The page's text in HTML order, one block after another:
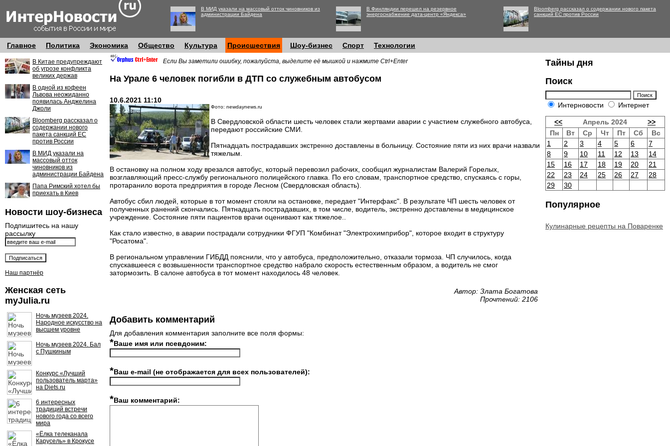
В МИД указали на массовый отток чиновников из
администрации Байдена
В Финляндии перешел на резервное
энергоснабжение дата-центр «Яндекса»
Bloomberg рассказал о содержании нового пакета
санкций ЕС против России
Главное Политика Экономика Общество Культура Происшествия Шоу-бизнес Спорт Технологии
В Китае предупреждают
об угрозе конфликта
великих держав
В одной из кофеен
Львова неожиданно
появилась Анджелина
Джоли
Bloomberg рассказал о
содержании нового
пакета санкций ЕС
против России
В МИД указали на
массовый отток
чиновников из
администрации Байдена
Папа Римский хотел бы
приехать в Киев
Новости шоу-бизнеса
Подпишитесь на нашу
рассылку
Наш партнёр
Женская сеть
myJulia.ru
Ночь музеев 2024.
Народное искусство на
высшем уровне
Ночь музеев 2024. Бал
с Пушкиным
Конкурс «Лучший
пользователь марта»
на Diets.ru
6 интересных
традиций встречи
нового года со всего
мира
«Ёлка телеканала
Карусель» в Крокусе
Если Вы заметили ошибку, пожалуйста, выделите её мышкой и нажмите Ctrl+Enter
На Урале 6 человек погибли в ДТП со служебным автобусом
10.6.2021 11:10
Фото: newdaynews.ru
В Свердловской области шесть человек стали жертвами аварии с участием служебного автобуса,
передают российские СМИ.
Пятнадцать пострадавших экстренно доставлены в больницу. Состояние пяти из них врачи назвали
тяжелым.
В остановку на полном ходу врезался автобус, который перевозил рабочих, сообщил журналистам Валерий Горелых,
возглавляющий пресс-службу регионального полицейского главка. По его словам, транспортное средство, спускаясь с горы,
протаранило ворота предприятия в городе Лесном (Свердловская область).
Автобус сбил людей, которые в тот момент стояли на остановке, передает "Интерфакс". В результате ЧП шесть человек от
полученных ранений скончались. Пятнадцать пострадавших, в том числе, водитель, экстренно доставлены в медицинское
учреждение. Состояние пяти пациентов врачи оценивают как тяжелое..
Как стало известно, в аварии пострадали сотрудники ФГУП "Комбинат "Электрохимприбор", которое входит в структуру
"Росатома".
В региональном управлении ГИБДД пояснили, что у автобуса, предположительно, отказали тормоза. ЧП случилось, когда
спускавшееся с возвышенности транспортное средство набрало скорость естественным образом, а водитель не смог
затормозить. В салоне автобуса в тот момент находилось 48 человек.
Автор: Злата Богатова
Прочтений: 2106
Добавить комментарий
Для добавления комментария заполните все поля формы:
*Ваше имя или псевдоним:
*Ваш e-mail (не отображается для всех пользователей):
*Ваш комментарий:
Тайны дня
Поиск
Интерновости Интернет
<< Апрель 2024
>>
Пн
Вт Ср Чт Пт Сб
Вс
1
2 3 4 5 6
7
8
9 10 11 12 13
14
15
16 17 18 19 20
21
22
23 24 25 26 27
28
29
30
Популярное
Кулинарные рецепты на Поваренке